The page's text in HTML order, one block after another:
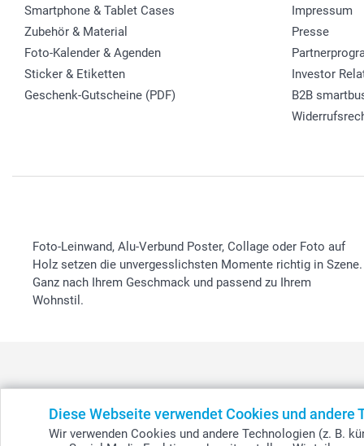
Diese Webseite verwendet Cookies und andere
Wir verwenden Cookies und andere Technologien (z. B.
Smartphone & Tablet Cases
Zubehör & Material
Foto-Kalender & Agenden
Sticker & Etiketten
Geschenk-Gutscheine (PDF)
Impressum
Presse
Investor
B2B
Foto-Leinwand, Alu-Verbund Poster, Collage oder Foto auf
Holz setzen die unvergesslichsten Momente richtig in Szene.
Ganz nach Ihrem Geschmack und passend zu Ihrem
Wohnstil.
België - Belgique - Danmark Deutschland - France -